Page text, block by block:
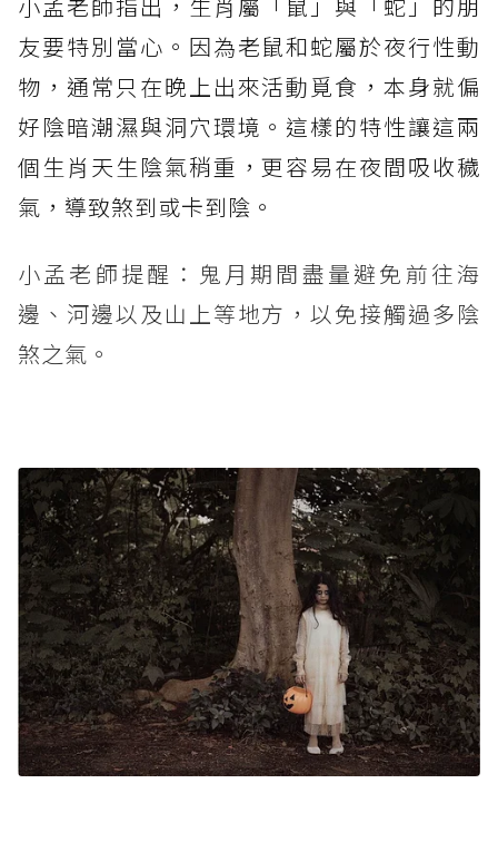
友要特別當心。因為老鼠和蛇屬於夜行性動
物，通常只在晚上出來活動覓食，本身就偏
好陰暗潮濕與洞穴環境。這樣的特性讓這兩
個生肖天生陰氣稍重，更容易在夜間吸收穢
氣，導致煞到或卡到陰。
小孟老師提醒：鬼月期間盡量避免前往海
邊、河邊以及山上等地方，以免接觸過多陰
煞之氣。